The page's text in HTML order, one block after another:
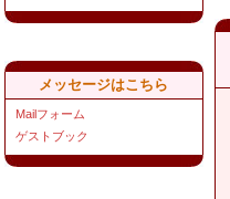
メッセージはこちら
Mailフォーム
ゲストブック